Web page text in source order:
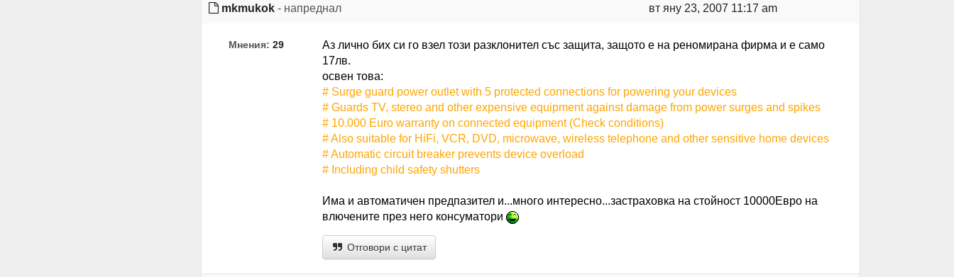
mkmukok - напреднал вт яну 23, 2007 11:17 am
Мнения: 29
Аз лично бих си го взел този разклонител със защита, защото е на реномирана фирма и е само
17лв.
освен това:
# Surge guard power outlet with 5 protected connections for powering your devices
# Guards TV, stereo and other expensive equipment against damage from power surges and spikes
# 10.000 Euro warranty on connected equipment (Check conditions)
# Also suitable for HiFi, VCR, DVD, microwave, wireless telephone and other sensitive home devices
# Automatic circuit breaker prevents device overload
# Including child safety shutters
Има и автоматичен предпазител и...много интересно...застраховка на стойност 10000Евро на
влючените през него консуматори
Отговори с цитат